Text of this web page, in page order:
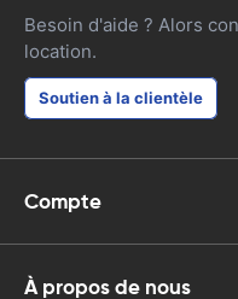
Besoin d'aide ? Alors
location.
Soutien à la clientèle
Compte
À propos de nous